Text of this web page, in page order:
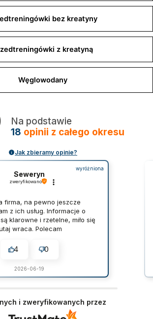
bez kreatyny
z kreatyną
Węglowodany
Na podstawie
18 opinii z całego okresu
Jak zbieramy opinie?
wyróżniona
Seweryn
zweryfikowano
firma, na pewno jeszcze
z ich usług. Informacje o
klarowne i rzetelne, miło się
wraca. Polecam
4 0
2026-06-19
i zweryfikowanych przez